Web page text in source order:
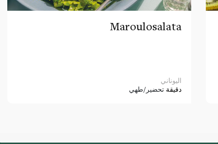
Maroulosalata
اليوناني
دقيقة تحضير/طهي